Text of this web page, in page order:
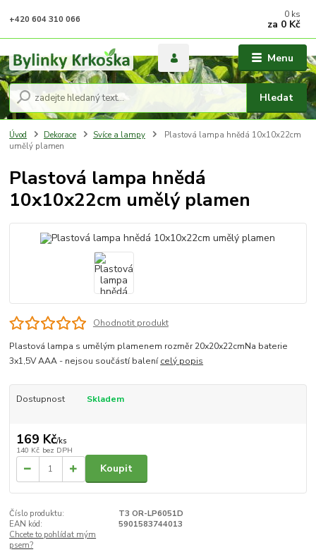
Menu
Hledat
+420 604 310 066 0 ks
za 0 Kč
Úvod Dekorace Svíce a lampy
Plastová lampa hnědá 10x10x22cm
umělý plamen
Plastová lampa hnědá
10x10x22cm umělý plamen
Ohodnotit produkt
Plastová lampa s umělým plamenem rozměr 20x20x22cmNa baterie
3x1,5V AAA - nejsou součástí balenícelý popis
Dostupnost Skladem
169 Kč/ks
140 Kč bez DPH
Koupit
Číslo produktu:
T3 OR-LP6051D
EAN kód:
5901583744013
Chcete to pohlídat mým
psem?